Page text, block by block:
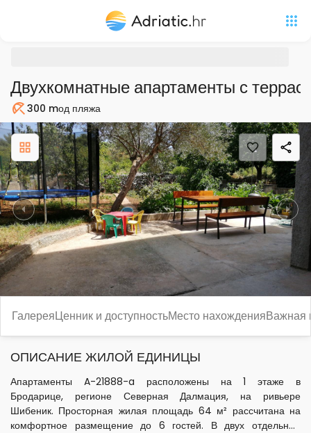
Двухкомнатные апартаменты с
Пляж300 mод пляжа
Previous Next
ГалереяЦенник и доступностьМесто нахожденияВажная
ОПИСАНИЕ ЖИЛОЙ ЕДИНИЦЫ
Апартаменты A-21888-a расположены на 1 этаже в
Бродарице, регионе Северная Далмация, на ривьере
Шибеник. Просторная жилая площадь 64 м² рассчитана на
комфортное размещение до 6 гостей. В двух отдельных